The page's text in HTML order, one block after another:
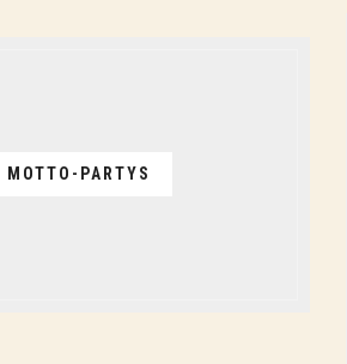
MOTTO-PARTYS